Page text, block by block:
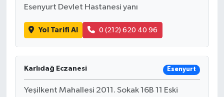
Esenyurt Devlet Hastanesi yanı
Yol Tarifi Al 0 (212) 620 40 96
Karlıdağ Eczanesi Esenyurt
Yeşilkent Mahallesi 2011. Sokak 16B 11 Eski